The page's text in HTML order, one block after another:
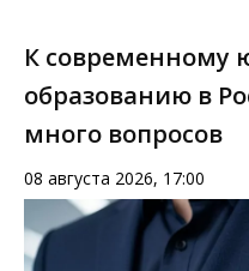
К современному
образованию в
много вопросов
08 августа 2026, 17:00